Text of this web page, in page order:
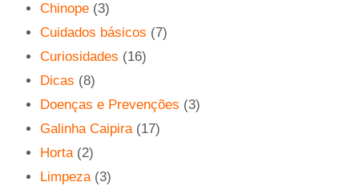
Chinope (3)
Cuidados básicos (7)
Curiosidades (16)
Dicas (8)
Doenças e Prevenções (3)
Galinha Caipira(17)
Horta(2)
Limpeza(3)